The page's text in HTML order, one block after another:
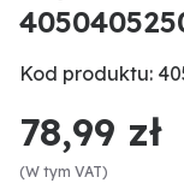
Kod produktu:
78,99 zł
(W tym VAT)